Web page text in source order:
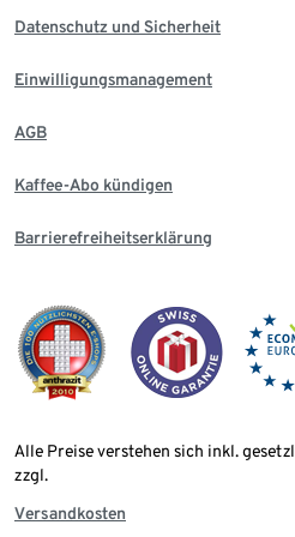
Datenschutz und Sicherheit
Einwilligungsmanagement
AGB
Kaffee-Abo kündigen
Barrierefreiheitserklärung
Alle Preise verstehen sich inkl.
zzgl.
Versandkosten